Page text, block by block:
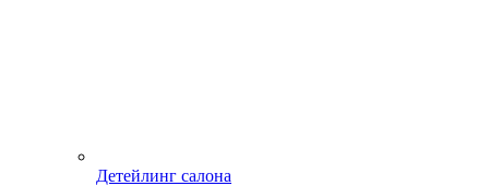
Детейлинг салона